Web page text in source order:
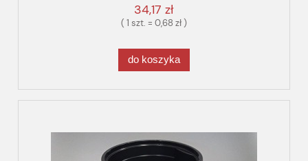
34,17 zł
( 1 szt. = 0,68 zł )
do koszyka